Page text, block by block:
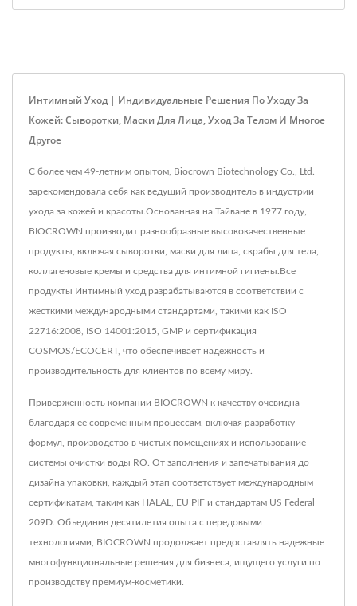
Интимный Уход | Индивидуальные Решения По Уходу За
Кожей: Сыворотки, Маски Для Лица, Уход За Телом И Многое
Другое
С более чем 49-летним опытом, Biocrown Biotechnology Co., Ltd.
зарекомендовала себя как ведущий производитель в индустрии
ухода за кожей и красоты.Основанная на Тайване в 1977 году,
BIOCROWN производит разнообразные высококачественные
продукты, включая сыворотки, маски для лица, скрабы для тела,
коллагеновые кремы и средства для интимной гигиены.Все
продукты Интимный уход разрабатываются в соответствии с
жесткими международными стандартами, такими как ISO
22716:2008, ISO 14001:2015, GMP и сертификация
COSMOS/ECOCERT, что обеспечивает надежность и
производительность для клиентов по всему миру.
Приверженность компании BIOCROWN к качеству очевидна
благодаря ее современным процессам, включая разработку
формул, производство в чистых помещениях и использование
системы очистки воды RO. От заполнения и запечатывания до
дизайна упаковки, каждый этап соответствует международным
сертификатам, таким как HALAL, EU PIF и стандартам US Federal
209D. Объединив десятилетия опыта с передовыми
технологиями, BIOCROWN продолжает предоставлять надежные
многофункциональные решения для бизнеса, ищущего услуги по
производству премиум-косметики.